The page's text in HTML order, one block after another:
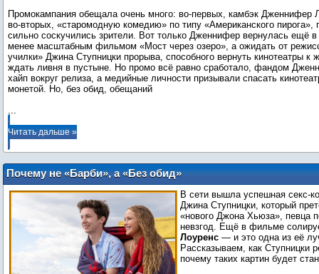
Промокампания обещала очень много: во-первых, камбэк Дженнифер
во-вторых, «старомодную комедию» по типу «Американского пирога»,
сильно соскучились зрители. Вот только Дженнифер вернулась ещё
менее масштабным фильмом «Мост через озеро», а ожидать от
училки» Джина Ступницки прорыва, способного вернуть кинотеатры к
ждать ливня в пустыне. Но промо всё равно сработало, фандом
хайп вокруг релиза, а медийные личности призывали спасать
...
Читать дальше »
Почему не «Барби», а «Без обид»
лучшая (пока) комедия 2023 года?
В сети вышла успешная секс-
Джина Ступницки, который
«нового Джона Хьюза», певца
невзгод. Ещё в фильме
Лоуренс — и это одна из её
Рассказываем, как Ступницки
почему таких картин будет